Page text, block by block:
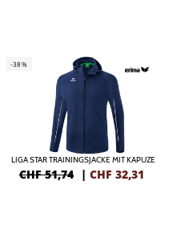
-38%
LIGA STAR TRAININGSJACKE MIT KAPUZE
CHF 51,74 | CHF 32,31